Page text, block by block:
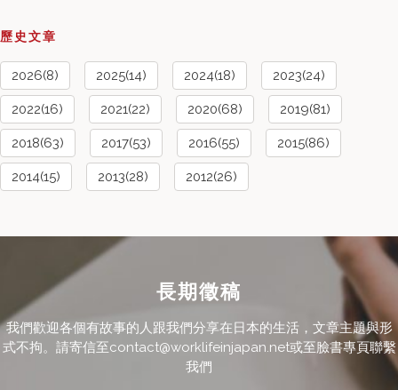
歷史文章
2026(8) 2025(14) 2024(18) 2023(24)
2022(16) 2021(22) 2020(68) 2019(81)
2018(63) 2017(53) 2016(55) 2015(86)
2014(15) 2013(28) 2012(26)
長期徵稿
我們歡迎各個有故事的人跟我們分享在日本的生活，文章主題與形
式不拘。請寄信至contact@worklifeinjapan.net或至臉書專頁聯繫
我們